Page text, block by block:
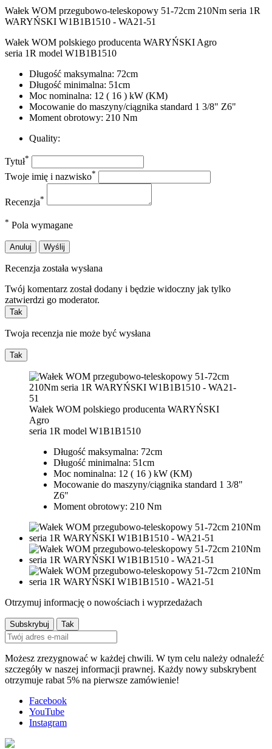
Wałek WOM przegubowo-teleskopowy 51-72cm 210Nm seria 1R
WARYŃSKI W1B1B1510 - WA21-51
Wałek WOM polskiego producenta WARYŃSKI Agro
seria 1R model W1B1B1510
Długość maksymalna: 72cm
Długość minimalna: 51cm
Moc nominalna: 12 ( 16 ) kW (KM)
Mocowanie do maszyny/ciągnika standard 1 3/8" Z6"
Moment obrotowy: 210 Nm
Quality:
Tytuł*
Twoje imię i nazwisko*
Recenzja*
* Pola wymagane
Anuluj Wyślij
Recenzja została wysłana
Twój komentarz został dodany i będzie widoczny jak tylko
zatwierdzi go moderator.
Tak
Twoja recenzja nie może być wysłana
Tak
Wałek WOM polskiego producenta WARYŃSKI
Agro
seria 1R model W1B1B1510
Długość maksymalna: 72cm
Długość minimalna: 51cm
Moc nominalna: 12 ( 16 ) kW (KM)
Mocowanie do maszyny/ciągnika standard 1 3/8"
Z6"
Moment obrotowy: 210 Nm
Otrzymuj informację o nowościach i wyprzedażach
Możesz zrezygnować w każdej chwili. W tym celu należy odnaleźć
szczegóły w naszej informacji prawnej. Każdy nowy subskrybent
otrzymuje rabat 5% na pierwsze zamówienie!
Facebook
YouTube
Instagram